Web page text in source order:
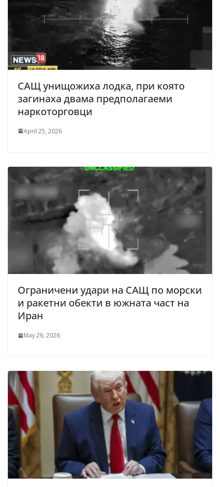
САЩ унищожиха лодка, при която
загинаха двама предполагаеми
наркоторговци
April 25, 2026
Ограничени удари на САЩ по морски
и ракетни обекти в южната част на
Иран
May 26, 2026